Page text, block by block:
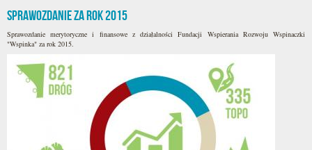
Sprawozdanie za rok 2015
Sprawozdanie merytoryczne i finansowe z działalności Fundacji Wspierania Rozwoju Wspinaczki
"Wspinka" za rok 2015.